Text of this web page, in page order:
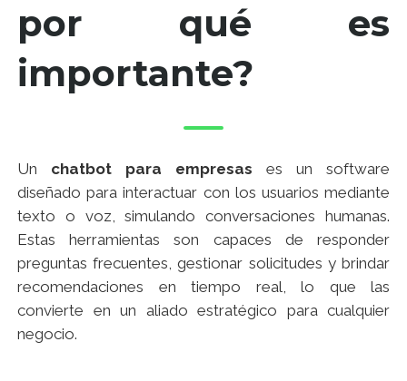
por qué es
importante?
Un chatbot para empresas es un software
diseñado para interactuar con los usuarios mediante
texto o voz, simulando conversaciones humanas.
Estas herramientas son capaces de responder
preguntas frecuentes, gestionar solicitudes y brindar
recomendaciones en tiempo real, lo que las
convierte en un aliado estratégico para cualquier
negocio.